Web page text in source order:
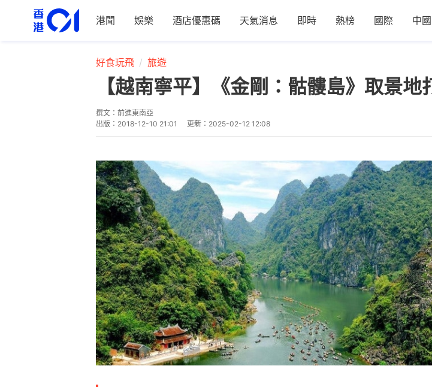
港聞 娛樂 酒店優惠碼 天氣消息 即時 熱榜 國際 中國
好食玩飛 旅遊
【越南寧平】《金剛：骷髏島》取景
撰文： 前進東南亞
出版： 2018-12-10 21:01 更新： 2025-02-12 12:08